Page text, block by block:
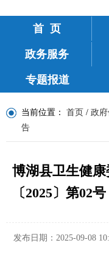
首 页
政务服务
专题报道
当前位置： 首页 / 政
告
博湖县卫生健
〔2025〕第02号
发布日期：2025-09-08